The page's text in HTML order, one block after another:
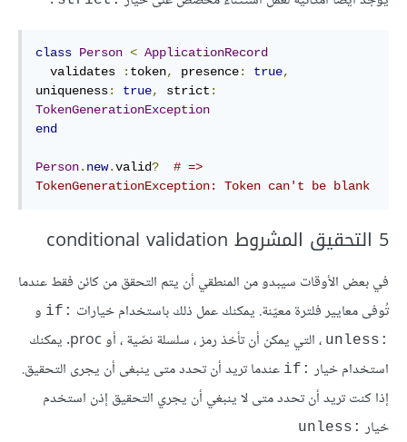
class Person < ApplicationRecord
  validates
: token, presence: true,
uniqueness: true, strict :
TokenGenerationException
end
Person. new.valid?
# =>
TokenGenerationException: Token can't be blank
5 التحقيق المشروط conditional validation
في بعض الأوقات سيبدو من المنطقي أن يتم التحقق من كائن فقط عندما
تُوفى معايير فلترة معيّنة. يمكنك عمل ذلك باستخدام خيارات :if و
:unless
، التي يمكن أن تأخذ رمز ، سلسلة نصّية ، أو proc. يمكنك
استخدام خيار :if
عندما تريد أن تحدد متى ينبغى أن يجرى التحقيق.
إذا كنت تريد أن تحدد متى لا ينبغي أن يجري التحقيق إذن استخدم
خيار :unless